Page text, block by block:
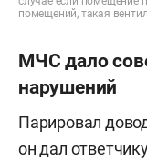
помещений, такая
МЧС дало
нарушений
Парировал
он дал